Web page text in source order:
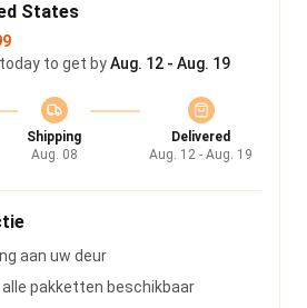
States
to get byAug. 12 - Aug. 19
Shipping
Aug. 08
Delivered
Aug. 12 - Aug. 19
aan uw deur
pakketten beschikbaar